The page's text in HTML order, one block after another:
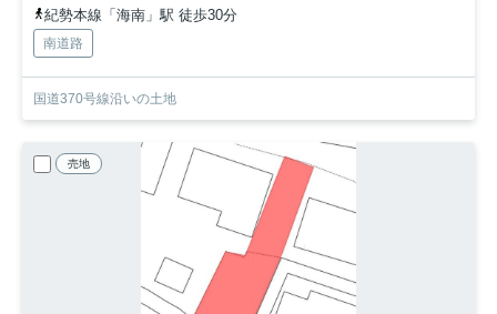
紀勢本線「海南」駅 徒歩30分
南道路
国道370号線沿いの土地
売地